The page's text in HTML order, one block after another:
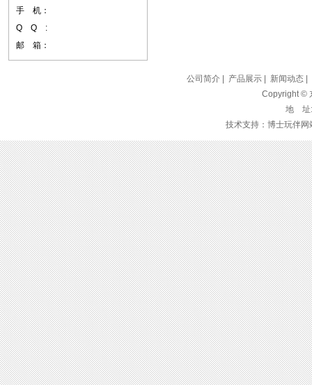
手 机：
Q Q :
邮 箱：
公司简介| 产品展示| 新闻动态|
Copyright ©
地
技术支持：博士玩伴网